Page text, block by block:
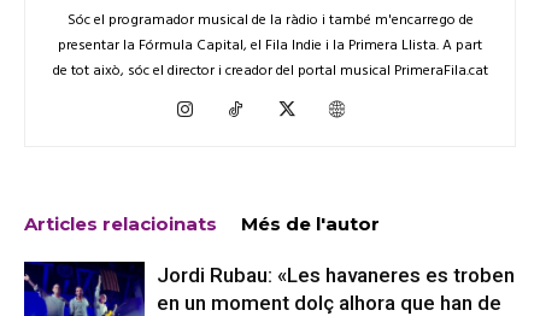
Sóc el programador musical de la ràdio i també m'encarrego de
presentar la Fórmula Capital, el Fila Indie i la Primera Llista. A part
de tot això, sóc el director i creador del portal musical PrimeraFila.cat
Articles relacioinats Més de l'autor
Jordi Rubau: «Les havaneres es troben
en un moment dolç alhora que han de